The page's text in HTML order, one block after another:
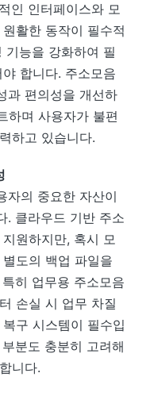
인 인터페이스와 모
활한 동작이 필수적
기능을 강화하여 필
합니다. 주소모음
과 편의성을 개선하
하며 사용자가 불편
하고 있습니다.
자의 중요한 자산이
. 클라우드 기반 주소
원하지만, 혹시 모
도의 백업 파일을
히 업무용 주소모음
손실 시 업무 차질
구 시스템이 필수입
분도 충분히 고려해
니다.